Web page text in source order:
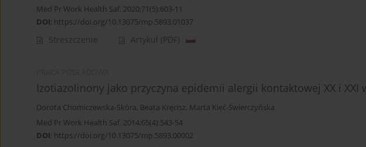
Med Pr Work Health Saf. 2020;71(5):603-11
DOI: https://doi.org/10.13075/mp.5893.01037
Streszczenie Artykuł (PDF)
Izotiazolinony jako przyczyna epidemii alergii kontaktowej XX i XXI
Dorota Chomiczewska-Skóra, Beata Kręcisz, Marta Kieć-Świerczyńska
Med Pr Work Health Saf. 2014;65(4):543-54
DOI: https://doi.org/10.13075/mp.5893.00002